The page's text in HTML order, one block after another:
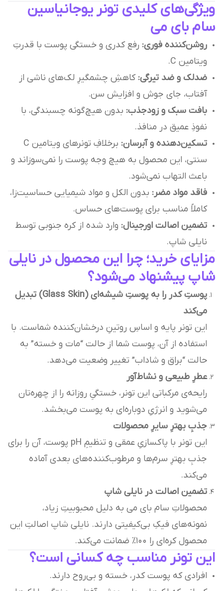
ویژگی‌های کلیدی تونر یوجانیاسین
سام بای می
روشن‌کننده فوری: رفع کدری و خستگی پوست با قدرتِ
ویتامین C.
ضدلک و ضد تیرگی: کاهشِ چشمگیرِ لک‌های ناشی از
آفتاب، جای جوش و افزایش سن.
بافت سبک و زودجذب: بدون هیچ‌گونه چسبندگی، با
نفوذِ عمیق در منافذ.
تسکین‌دهنده و آبرسان:
برخلافِ تونرهای ویتامین C
سنتی، این محصول به هیچ وجه پوست را نمی‌سوزاند و
باعث التهاب نمی‌شود.
فاقد مواد مضر: بدون الکل و مواد شیمیایی حساسیت‌زا،
کاملاً مناسب برای پوست‌های حساس.
تضمین اصالت اورجینال: وارد شده از کره جنوبی توسط
نایلی شاپ.
مزایای خرید؛ چرا این محصول در نایلی
شاپ پیشنهاد می‌شود؟
پوستِ کدر را به پوستِ شیشه‌ای (Glass Skin) تبدیل
می‌کند
این تونر پایه و اساسِ روتینِ درخشان‌کننده شماست. با
استفاده از آن، پوست شما از حالت “مات و خسته” به
حالت “براق و شاداب” تغییر وضعیت می‌دهد.
عطرِ طبیعی و نشاط‌آور
رایحه‌ی مرکباتی این تونر، خستگیِ روزانه را از چهره‌تان
می‌شوید و انرژیِ دوباره‌ای به پوست می‌بخشد.
جذبِ بهترِ سایرِ محصولات
این تونر با پاکسازیِ عمقی و تنظیمِ pH پوست، آن را برای
جذبِ بهترِ سرم‌ها و مرطوب‌کننده‌های بعدی آماده
می‌کند.
تضمین اصالت در نایلی شاپ
محصولاتِ سام بای می به دلیل محبوبیتِ زیاد،
نمونه‌های فیکِ بی‌کیفیتی دارند. نایلی شاپ اصالتِ این
محصول کره‌ای را ۱۰۰٪ ضمانت می‌کند.
این تونر مناسب چه کسانی است؟
افرادی که پوست کدر، خسته و بی‌روح دارند.